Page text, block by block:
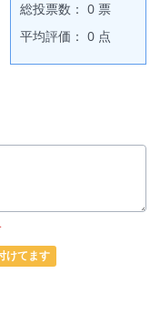
総投票数： 0 票
平均評価： 0 点
けてます